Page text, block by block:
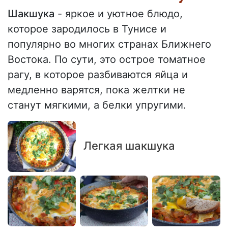
Шакшука - яркое и уютное блюдо,
которое зародилось в Тунисе и
популярно во многих странах Ближнего
Востока. По сути, это острое томатное
рагу, в которое разбиваются яйца и
медленно варятся, пока желтки не
станут мягкими, а белки упругими.
Легкая шакшука